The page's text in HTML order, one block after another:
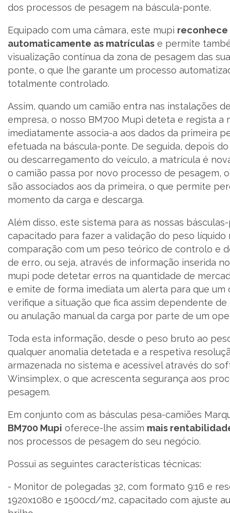
dos processos de pesagem na báscula-ponte.
Equipado com uma câmara, este mupi reconhece
automaticamente as matrículas e permite
visualização contínua da zona de pesagem das
ponte, o que lhe garante um processo
totalmente controlado.
Assim, quando um camião entra nas instalações
empresa, o nosso BM700 Mupi deteta e regista a
imediatamente associa-a aos dados da primeira
efetuada na báscula-ponte. De seguida, depois
ou descarregamento do veículo, a matrícula é
o camião passa por novo processo de pesagem,
são associados aos da primeira, o que permite
momento da carga e descarga.
Além disso, este sistema para as nossas
capacitado para fazer a validação do peso líquido
comparação com um peso teórico de controlo e
de erro, ou seja, através de informação inserida
mupi pode detetar erros na quantidade de
e emite de forma imediata um alerta para que um
verifique a situação que fica assim dependente
ou anulação manual da carga por parte de um
Toda esta informação, desde o peso bruto ao
qualquer anomalia detetada e a respetiva
armazenada no sistema e acessível através do
Winsimplex, o que acrescenta segurança aos
pesagem.
Em conjunto com as básculas pesa-camiões
BM700 Mupi oferece-lhe assim mais
nos processos de pesagem do seu negócio.
Possui as seguintes características técnicas:
- Monitor de polegadas 32, com formato 9:16 e
1920x1080 e 1500cd/m2, capacitado com ajuste